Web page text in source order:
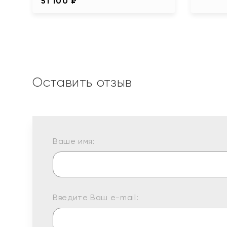
Оставить отзыв
Ваше имя:
Введите Ваш e-mail: